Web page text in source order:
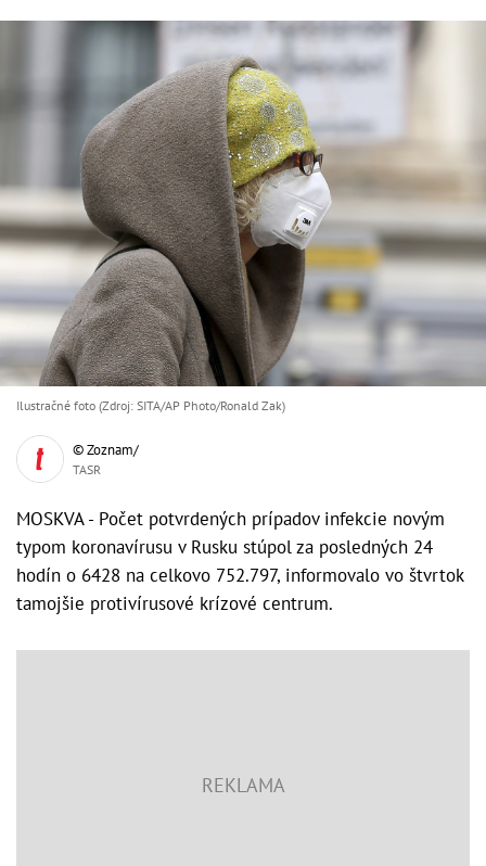
Ilustračné foto (Zdroj: SITA/AP Photo/Ronald Zak)
© Zoznam/
TASR
MOSKVA - Počet potvrdených prípadov infekcie novým
typom koronavírusu v Rusku stúpol za posledných 24
hodín o 6428 na celkovo 752.797, informovalo vo štvrtok
tamojšie protivírusové krízové centrum.